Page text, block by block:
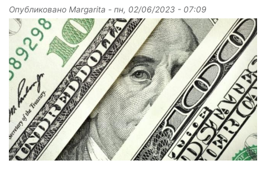
Опубликовано Margarita - пн, 02/06/2023 - 07:09